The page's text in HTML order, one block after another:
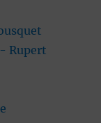
Rupert